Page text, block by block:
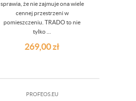
sprawia, że nie zajmuje ona wiele
cennej przestrzeni w
pomieszczeniu. TRADO to nie
tylko ...
269,00zł
PROFEOS.EU